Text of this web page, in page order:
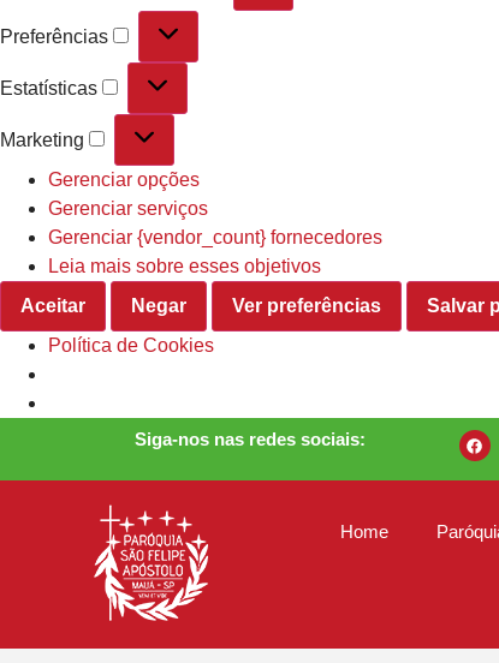
Preferências
Estatísticas
Marketing
Gerenciar opções
Gerenciar serviços
Gerenciar {vendor_count} fornecedores
Leia mais sobre esses objetivos
Aceitar
Negar Ver preferências Salvar
Política de Cookies
Siga-nos nas redes sociais:
Home